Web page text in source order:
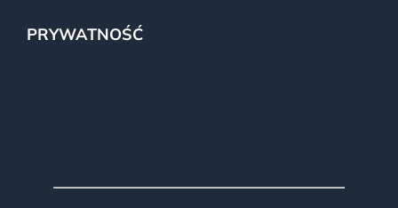
PRYWATNOŚĆ